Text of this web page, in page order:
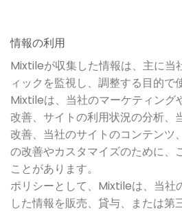
情報の利用
Mixtileが収集した情報は、主に当
ィックを監視し、調整する目的で
Mixtileは、当社のマーケティング
改善、サイトの利用状況の分析、
改善、当社のサイトのコンテンツ
の改善やカスタマイズのために、
ことがあります。
ポリシーとして、Mixtileは、当社
した情報を販売、貸与、または第